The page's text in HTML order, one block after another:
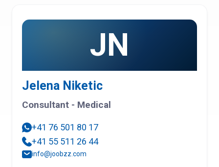
JN
Jelena Niketic
Consultant - Medical
+41 76 501 80 17
+41 55 511 26 44
info@joobzz.com